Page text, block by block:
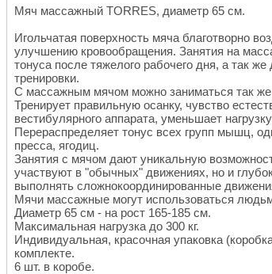
Мяч массажный TORRES, диаметр 65 см.
Игольчатая поверхность мяча благотворно
улучшению кровообращения. Занятия на
тонуса после тяжелого рабочего дня, а так
тренировки.
С массажным мячом можно заниматься так
Тренирует правильную осанку, чувство
вестибулярного аппарата, уменьшает
Перераспределяет тонус всех групп мышц,
пресса, ягодиц.
Занятия с мячом дают уникальную
участвуют в "обычных" движениях, но и
выполнять сложнокоординированные
Мячи массажные могут использоваться
Диаметр 65 см - на рост 165-185 см.
Максимальная нагрузка до 300 кг.
Индивидуальная, красочная упаковка
комплекте.
6 шт. в коробе.